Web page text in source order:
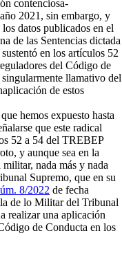
contenciosa-
2021, sin embargo, y
datos publicados en el
de las Sentencias dictada
en los artículos 52
del Código de
llamativo del
de estos
hemos expuesto hasta
que este radical
52 a 54 del TREBEP
y aunque sea en la
nada más y nada
Supremo, que en su
8/2022 de fecha
de lo Militar del Tribunal
realizar una aplicación
de Conducta en los